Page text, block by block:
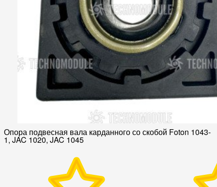
Опора подвесная вала карданного со скобой Foton 1043-
1, JAC 1020, JAC 1045